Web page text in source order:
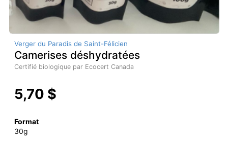
Verger du Paradis de Saint-Félicien
Camerises déshydratées
Certifié biologique par Ecocert Canada
5,70 $
Format
30g